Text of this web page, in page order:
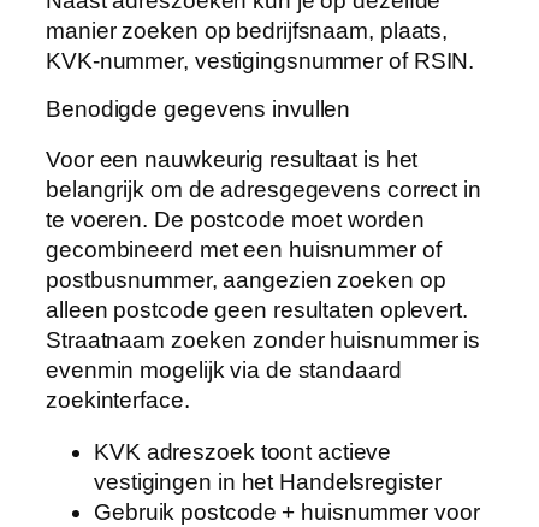
manier zoeken op bedrijfsnaam, plaats,
KVK-nummer, vestigingsnummer of RSIN.
Benodigde gegevens invullen
Voor een nauwkeurig resultaat is het
belangrijk om de adresgegevens correct in
te voeren. De postcode moet worden
gecombineerd met een huisnummer of
postbusnummer, aangezien zoeken op
alleen postcode geen resultaten oplevert.
Straatnaam zoeken zonder huisnummer is
evenmin mogelijk via de standaard
zoekinterface.
KVK adreszoek toont actieve
vestigingen in het Handelsregister
Gebruik postcode + huisnummer voor